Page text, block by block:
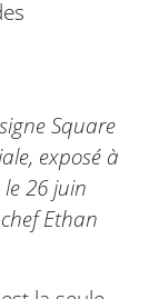
Square
exposé à
26 juin
Ethan